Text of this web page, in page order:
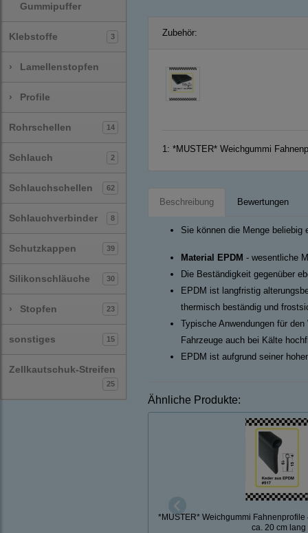
Gummipuffer
Klebstoffe 3
› Lamellenstopfen
› Profile
Rohrschellen 14
Schlauch 2
Schlauchschellen 62
Schlauchverbinder 8
Schutzkappen 39
Silikonschläuche 30
› Stopfen 23
sonstiges 15
Zellkautschuk-Streifen
25
Zubehör:
1: *MUSTER* Weichgummi
Beschreibung Bewertungen
Sie können die Menge
Material EPDM - wesentliche
Die Beständigkeit gegenüber
EPDM ist langfristig
thermisch beständig und
Typische Anwendungen für
Fahrzeuge auch bei Kälte
EPDM ist aufgrund seiner
Ähnliche Produkte:
*MUSTER* Weichgummi
ca. 20 cm lang